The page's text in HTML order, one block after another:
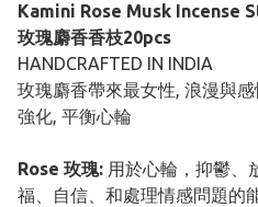
Kamini Rose Musk Incense
玫瑰麝香香枝20pcs
HANDCRAFTED IN INDIA
玫瑰麝香帶來最女性, 浪漫與
強化, 平衡心輪
Rose 玫瑰: 用於心輪，抑鬱、
福、自信、和處理情感問題的